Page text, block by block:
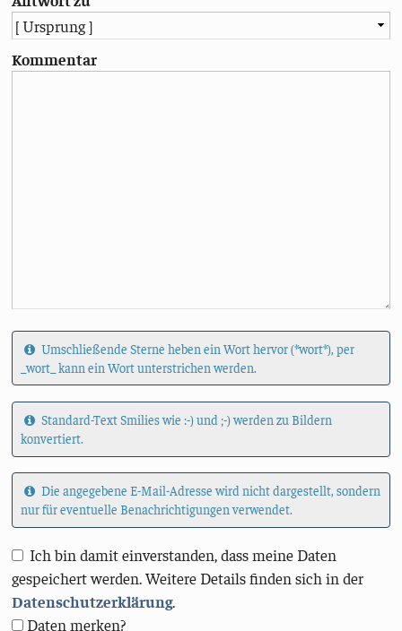
Kommentar
Umschließende Sterne heben ein Wort hervor (*wort*), per
_wort_ kann ein Wort unterstrichen werden.
Standard-Text Smilies wie :-) und ;-) werden zu Bildern
konvertiert.
Die angegebene E-Mail-Adresse wird nicht dargestellt, sondern
nur für eventuelle Benachrichtigungen verwendet.
Ich bin damit einverstanden, dass meine Daten
gespeichert werden. Weitere Details finden sich in der
Datenschutzerklärung.
Daten merken?